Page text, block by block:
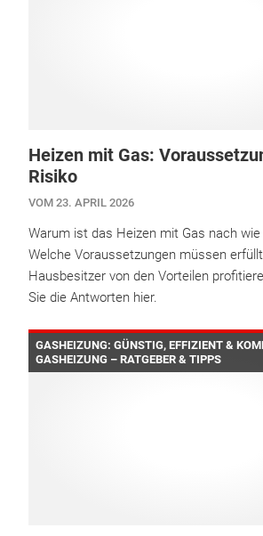
Heizen mit Gas:
Risiko
VOM 23. APRIL 2026
Warum ist das Heizen mit Gas nach
Welche Voraussetzungen müssen
Hausbesitzer von den Vorteilen
Sie die Antworten hier.
GASHEIZUNG: GÜNSTIG, EFFIZIENT &
GASHEIZUNG – RATGEBER & TIPPS